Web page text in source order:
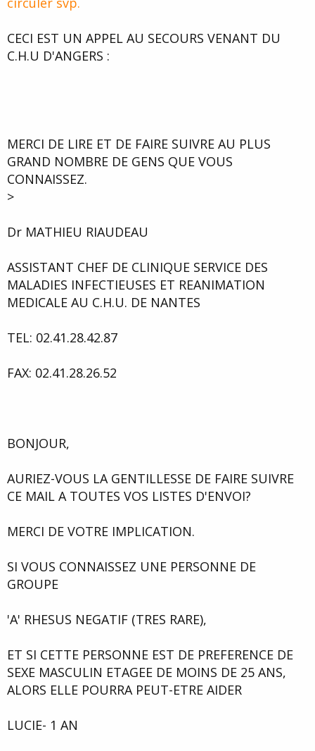
d
l
a
d
o
t
CECI EST UN APPEL AU SECOURS VENANT DU
C.H.U D'ANGERS :
MERCI DE LIRE ET DE FAIRE SUIVRE AU PLUS
GRAND NOMBRE DE GENS QUE VOUS
CONNAISSEZ.
>
Dr MATHIEU RIAUDEAU
ASSISTANT CHEF DE CLINIQUE SERVICE DES
MALADIES INFECTIEUSES ET REANIMATION
MEDICALE AU C.H.U. DE NANTES
TEL: 02.41.28.42.87
FAX: 02.41.28.26.52
BONJOUR,
AURIEZ-VOUS LA GENTILLESSE DE FAIRE SUIVRE
CE MAIL A TOUTES VOS LISTES D'ENVOI?
MERCI DE VOTRE IMPLICATION.
SI VOUS CONNAISSEZ UNE PERSONNE DE
GROUPE
'A' RHESUS NEGATIF (TRES RARE),
ET SI CETTE PERSONNE EST DE PREFERENCE DE
SEXE MASCULIN ETAGEE DE MOINS DE 25 ANS,
ALORS ELLE POURRA PEUT-ETRE AIDER
LUCIE- 1 AN